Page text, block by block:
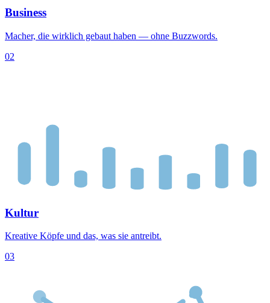
Business
Macher, die wirklich gebaut haben — ohne Buzzwords.
02
Kultur
Kreative Köpfe und das, was sie antreibt.
03